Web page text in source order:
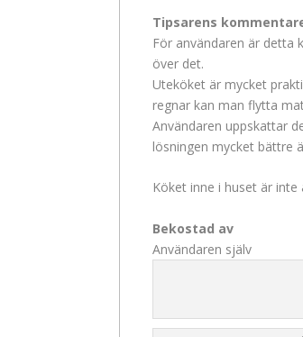
Tipsarens
För användaren är detta
över det.
Uteköket är mycket
regnar kan man flytta
Användaren uppskattar
lösningen mycket bättre
Köket inne i huset är inte
Bekostad av
Användaren själv